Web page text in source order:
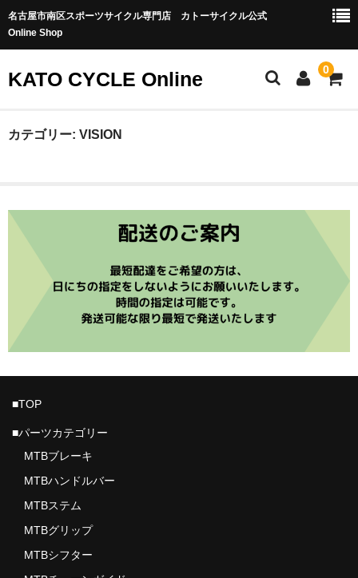
名古屋市南区スポーツサイクル専門店 カトーサイクル公式
Online Shop
KATO CYCLE Online 0
ホーム
ロードバイク
グラベル/シクロクロス
パーツカテゴリー
MTB グループセット
MTBアクスル
MTBアクセサリー
カテゴリー: VISION
■TOP
■パーツカテゴリー
MTBブレーキ
MTBハンドルバー
MTBステム
MTBグリップ
MTBシフター